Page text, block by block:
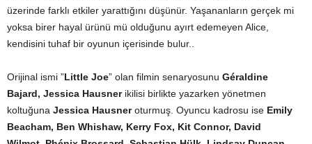
üzerinde farklı etkiler yarattığını düşünür. Yaşananların gerçek mi
yoksa birer hayal ürünü mü olduğunu ayırt edemeyen Alice,
kendisini tuhaf bir oyunun içerisinde bulur..
Orijinal ismi ”Little Joe” olan filmin senaryosunu Géraldine
Bajard, Jessica Hausnerikilisi birlikte yazarken yönetmen
koltuğuna Jessica Hausneroturmuş. Oyuncu kadrosu ise Emily
Beacham, Ben Whishaw, Kerry Fox, Kit Connor, David